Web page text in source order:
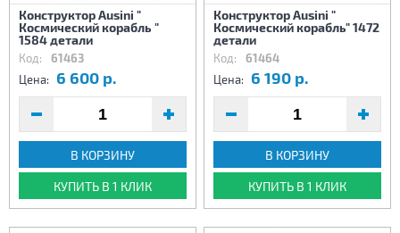
Конструктор Ausini "
Космический корабль "
1584 детали
Код: 61463
Цена: 6 600 р.
В КОРЗИНУ
КУПИТЬ В 1 КЛИК
Конструктор Ausini "
Космический корабль" 1472
детали
Код: 61464
Цена: 6 190 р.
В КОРЗИНУ
КУПИТЬ В 1 КЛИК